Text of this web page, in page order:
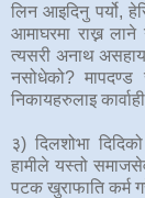
लिन आइदिनु पर्यो,
आमाघरमा राख्न
त्यसरी अनाथ
नसोधेको?
निकायहरुलाइ
३) दिलशोभा
हामीले यस्तो
पटक खुराफाति कर्म